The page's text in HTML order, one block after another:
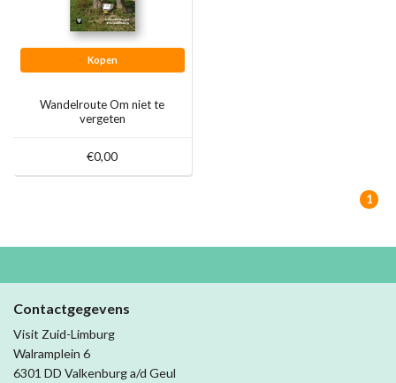
Kopen
Wandelroute Om niet te
vergeten
€0,00
1
Contactgegevens
Visit Zuid-Limburg
Walramplein 6
6301 DD Valkenburg a/d Geul